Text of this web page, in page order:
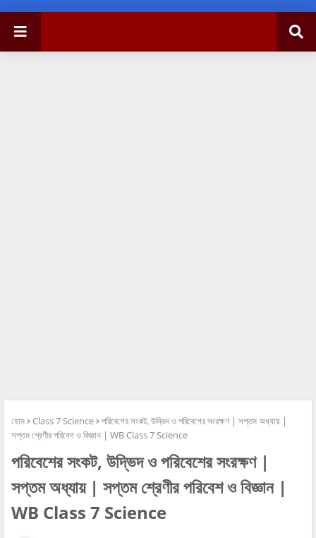
হোম Class 7 Science
পরিবেশের সংকট, উদ্ভিদ ও পরিবেশের সংরক্ষণ | সপ্তম অধ্যায় |
সপ্তম শ্রেণীর পরিবেশ ও বিজ্ঞান | WB Class 7 Science
পরিবেশের সংকট, উদ্ভিদ ও পরিবেশের সংরক্ষণ |
সপ্তম অধ্যায় | সপ্তম শ্রেণীর পরিবেশ ও বিজ্ঞান |
WB Class 7 Science